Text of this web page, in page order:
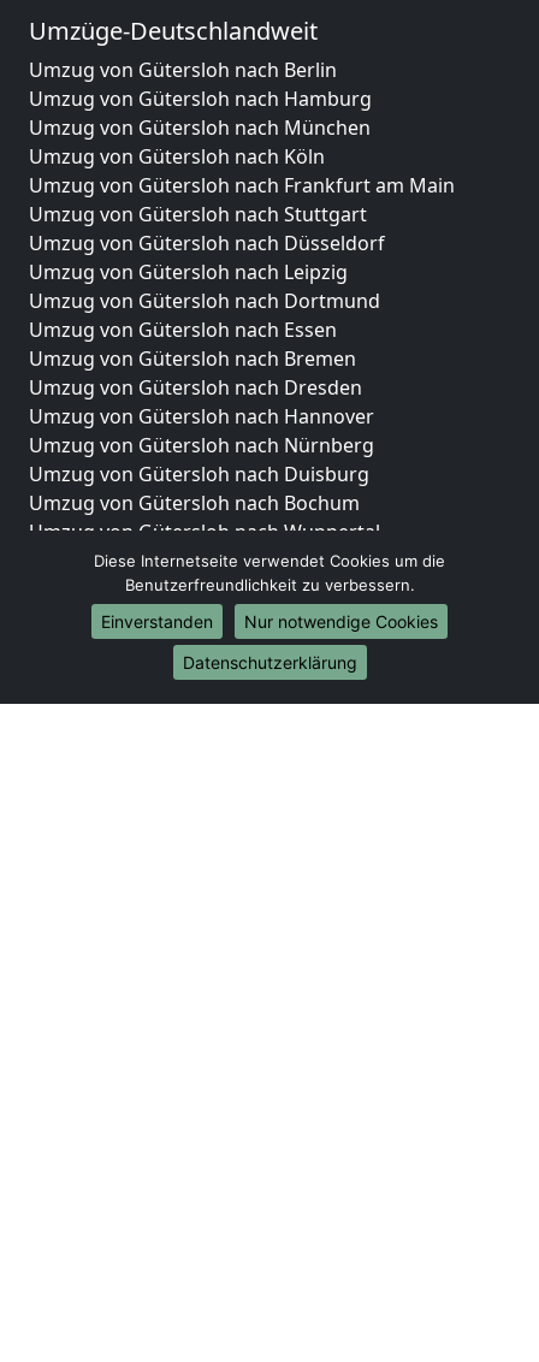
Umzüge-Deutschlandweit
Umzug von Gütersloh nach Berlin
Umzug von Gütersloh nach Hamburg
Umzug von Gütersloh nach München
Umzug von Gütersloh nach Köln
Umzug von Gütersloh nach Frankfurt am Main
Umzug von Gütersloh nach Stuttgart
Umzug von Gütersloh nach Düsseldorf
Umzug von Gütersloh nach Leipzig
Umzug von Gütersloh nach Dortmund
Umzug von Gütersloh nach Essen
Umzug von Gütersloh nach Bremen
Umzug von Gütersloh nach Dresden
Umzug von Gütersloh nach Hannover
Umzug von Gütersloh nach Nürnberg
Umzug von Gütersloh nach Duisburg
Umzug von Gütersloh nach Bochum
Umzug von Gütersloh nach Wuppertal
Umzug von Gütersloh nach Bielefeld
Umzug von Gütersloh nach Bonn
Umzug von Gütersloh nach Münster
Internationale-Umzüge
Umzug von Gütersloh nach Brasilien
Diese Internetseite verwendet Cookies um die
Benutzerfreundlichkeit zu verbessern.
Einverstanden
Nur notwendige Cookies
Datenschutzerklärung